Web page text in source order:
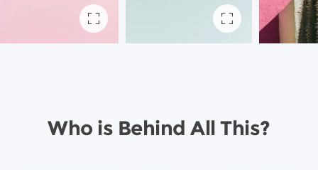
Who is Behind All This?